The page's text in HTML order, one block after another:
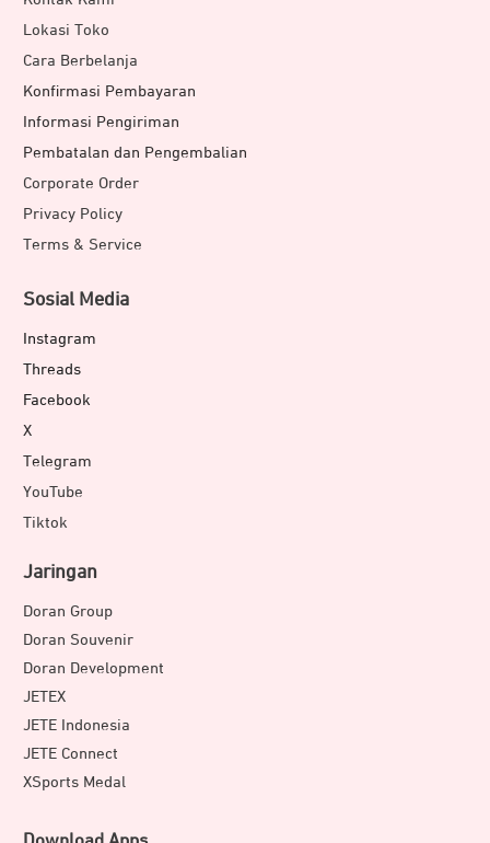
Lokasi Toko
Cara Berbelanja
Konfirmasi Pembayaran
Informasi Pengiriman
Pembatalan dan Pengembalian
Corporate Order
Privacy Policy
Terms & Service
Sosial Media
Instagram
Threads
Facebook
X
Telegram
YouTube
Tiktok
Jaringan
Doran Group
Doran Souvenir
Doran Development
JETEX
JETE Indonesia
JETE Connect
XSports Medal